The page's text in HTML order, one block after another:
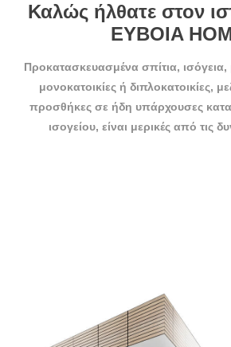
Καλώς ήλθατε στον
EYBOIA
Προκατασκευασμένα σπίτια,
μονοκατοικίες ή διπλοκατοικίες,
προσθήκες σε ήδη υπάρχουσες
ισογείου, είναι μερικές από τις